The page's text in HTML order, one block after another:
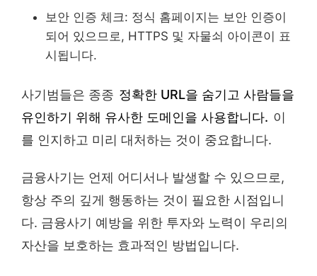
보안 인증 체크: 정식 홈페이지는 보안 인증이
되어 있으므로, HTTPS 및 자물쇠 아이콘이 표
시됩니다.
사기범들은 종종 정확한 URL을 숨기고 사람들을
유인하기 위해 유사한 도메인을 사용합니다. 이
를 인지하고 미리 대처하는 것이 중요합니다.
금융사기는 언제 어디서나 발생할 수 있으므로,
항상 주의 깊게 행동하는 것이 필요한 시점입니
다. 금융사기 예방을 위한 투자와 노력이 우리의
자산을 보호하는 효과적인 방법입니다.